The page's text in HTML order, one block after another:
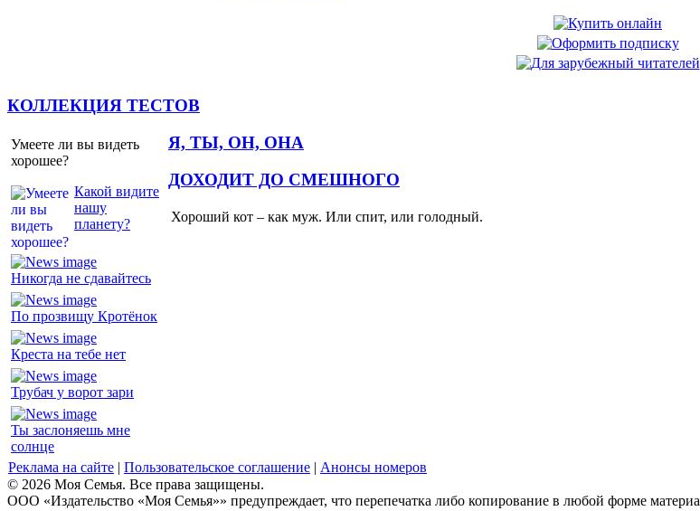
КОЛЛЕКЦИЯ ТЕСТОВ
Умеете ли вы видеть
хорошее?
Какой видите
нашу
планету?
Я, ТЫ, ОН, ОНА
Никогда не сдавайтесь
По прозвищу Кротёнок
Креста на тебе нет
Трубач у ворот зари
Ты заслоняешь мне
солнце
ДОХОДИТ ДО СМЕШНОГО
Хороший кот – как муж. Или спит, или голодный.
Реклама на сайте | Пользовательское соглашение | Анонсы номеров
© 2026 Моя Семья. Все права защищены.
ООО «Издательство «Моя Семья»» предупреждает, что перепечатка либо копирование в любой форме